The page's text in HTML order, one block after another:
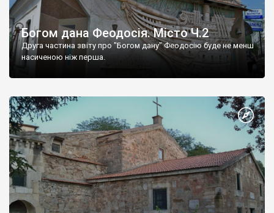
Богом дана Феодосія. Місто Ч.2
Друга частина звіту про "Богом дану" Феодосію буде не менш
насиченою ніж перша.